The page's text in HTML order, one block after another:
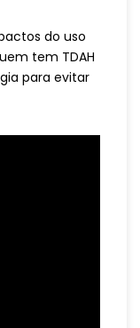
do uso
tem TDAH
para evitar